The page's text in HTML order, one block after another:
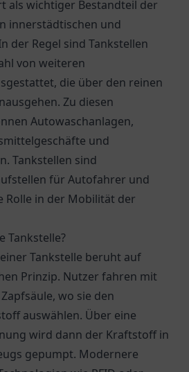
als wichtiger Bestandteil der
innerstädtischen und
der Regel sind Tankstellen
von weiteren
die über den reinen
Zu diesen
Autowaschanlagen,
und
Tankstellen sind
für Autofahrer und
Rolle in der Mobilität der
Tankstelle?
Tankstelle beruht auf
Prinzip. Nutzer fahren mit
wo sie den
auswählen. Über eine
wird dann der Kraftstoff in
gepumpt. Modernere